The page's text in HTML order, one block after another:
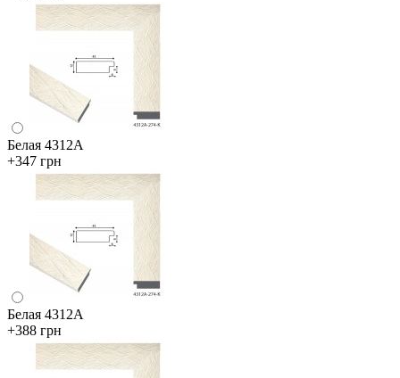
Белая 4312А
+347 грн
Белая 4312А
+388 грн